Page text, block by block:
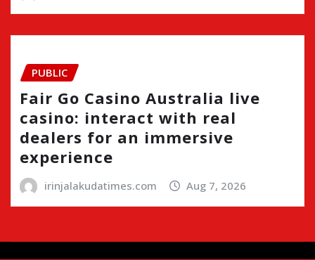
PUBLIC
Fair Go Casino Australia live
casino: interact with real
dealers for an immersive
experience
irinjalakudatimes.com Aug 7, 2026